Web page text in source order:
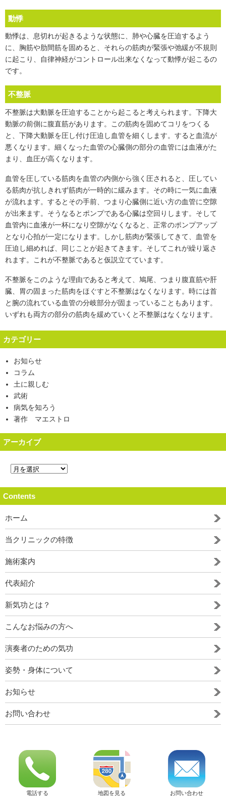
動悸
動悸は、息切れが起きるような状態に、肺や心臓を圧迫するよう
に、胸筋や肋間筋を固めると、それらの筋肉が緊張や弛緩が不規則
に起こり、自律神経がコントロール出来なくなって動悸が起こるの
です。
不整脈
不整脈は大動脈を圧迫することから起こると考えられます。下降大
動脈の前側に腹直筋があります。この筋肉を固めてコリをつくる
と、下降大動脈を圧し付け圧迫し血管を細くします。すると血流が
悪くなります。細くなった血管の心臓側の部分の血管には血液がた
まり、血圧が高くなります。
血管を圧している筋肉を血管の内側から強く圧されると、圧してい
る筋肉が抗しきれず筋肉が一時的に緩みます。その時に一気に血液
が流れます。するとその手前、つまり心臓側に近い方の血管に空隙
が出来ます。そうなるとポンプである心臓は空回りします。そして
血管内に血液が一杯になり空隙がなくなると、正常のポンプアップ
となり心拍が一定になります。しかし筋肉が緊張してきて、血管を
圧迫し細めれば、同じことが起きてきます。そしてこれが繰り返さ
れます。これが不整脈であると仮説立てています。
不整脈をこのような理由であると考えて、鳩尾、つまり腹直筋や肝
臓、胃の固まった筋肉をほぐすと不整脈はなくなります。時には首
と腕の流れている血管の分岐部分が固まっていることもあります。
いずれも両方の部分の筋肉を緩めていくと不整脈はなくなります。
カテゴリー
お知らせ
コラム
土に親しむ
武術
病気を知ろう
著作 マエストロ
アーカイブ
Contents
ホーム
当クリニックの特徴
施術案内
代表紹介
新気功とは？
こんなお悩みの方へ
演奏者のための気功
姿勢・身体について
お知らせ
お問い合わせ
電話する 地図を見る お問い合わせ